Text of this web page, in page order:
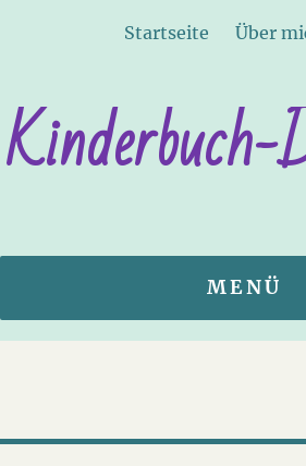
Startseite Über
Kinderbuch-
MENÜ